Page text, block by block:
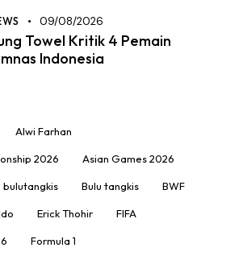
09/08/2026
Towel Kritik 4 Pemain
Indonesia
Alwi Farhan
2026 Asian Games 2026
bulutangkis Bulu tangkis BWF
Erick Thohir FIFA
Formula 1